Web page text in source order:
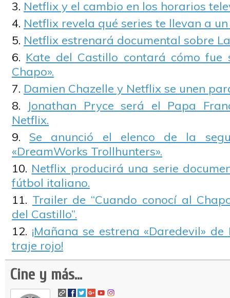
Netflix y el cambio en los horarios
Netflix revela qué series te llevan a
Netflix estrenará documental sobre
Kate del Castillo contará cómo fue
Chapo».
Damien Chazelle y Netflix se unen
Jonathan Pryce será el Papa
Netflix.
Se anunció el elenco de la
«DreamWorks Trollhunters».
Netflix producirá una serie
fútbol italiano.
Trailer de “Cuando conocí al
del Castillo”.
¡Mañana se estrena «Daredevil»
traje rojo!
Cine y más...